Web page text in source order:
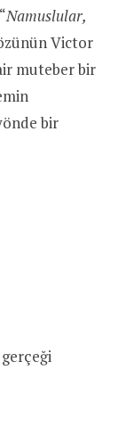
Namuslular,
Victor
muteber bir
bir